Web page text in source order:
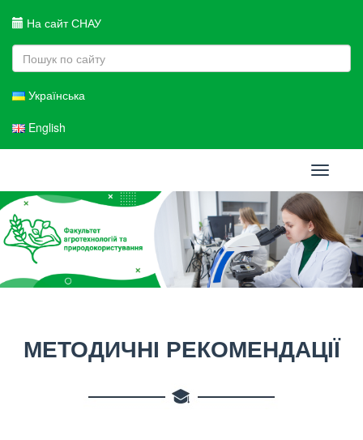
На сайт СНАУ
Українська
English
Toggle
МЕТОДИЧНІ РЕКОМЕНДАЦІЇ